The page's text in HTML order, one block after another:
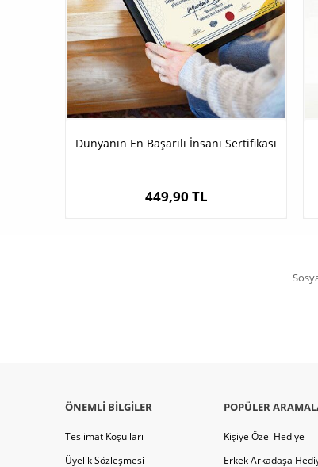
Dünyanın En Başarılı İnsanı Sertifikası
449,90 TL
ÖNEMLI BILGILER
Teslimat Koşulları
Üyelik Sözleşmesi
POPÜLER
Kişiye Özel Hediye
Erkek Arkadaşa